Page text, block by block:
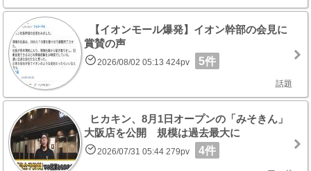
【イオンモール爆発】イオン幹部の会見に
賞賛の声
2026/08/02 05:13 424pv 5件
話題
ヒカキン、8月1日オープンの「みそきん」
大阪店を公開 規模は過去最大に
2026/07/31 05:44 279pv 4件